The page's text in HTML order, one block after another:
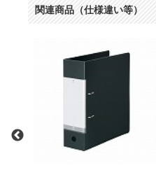
関連商品（仕様違い等）